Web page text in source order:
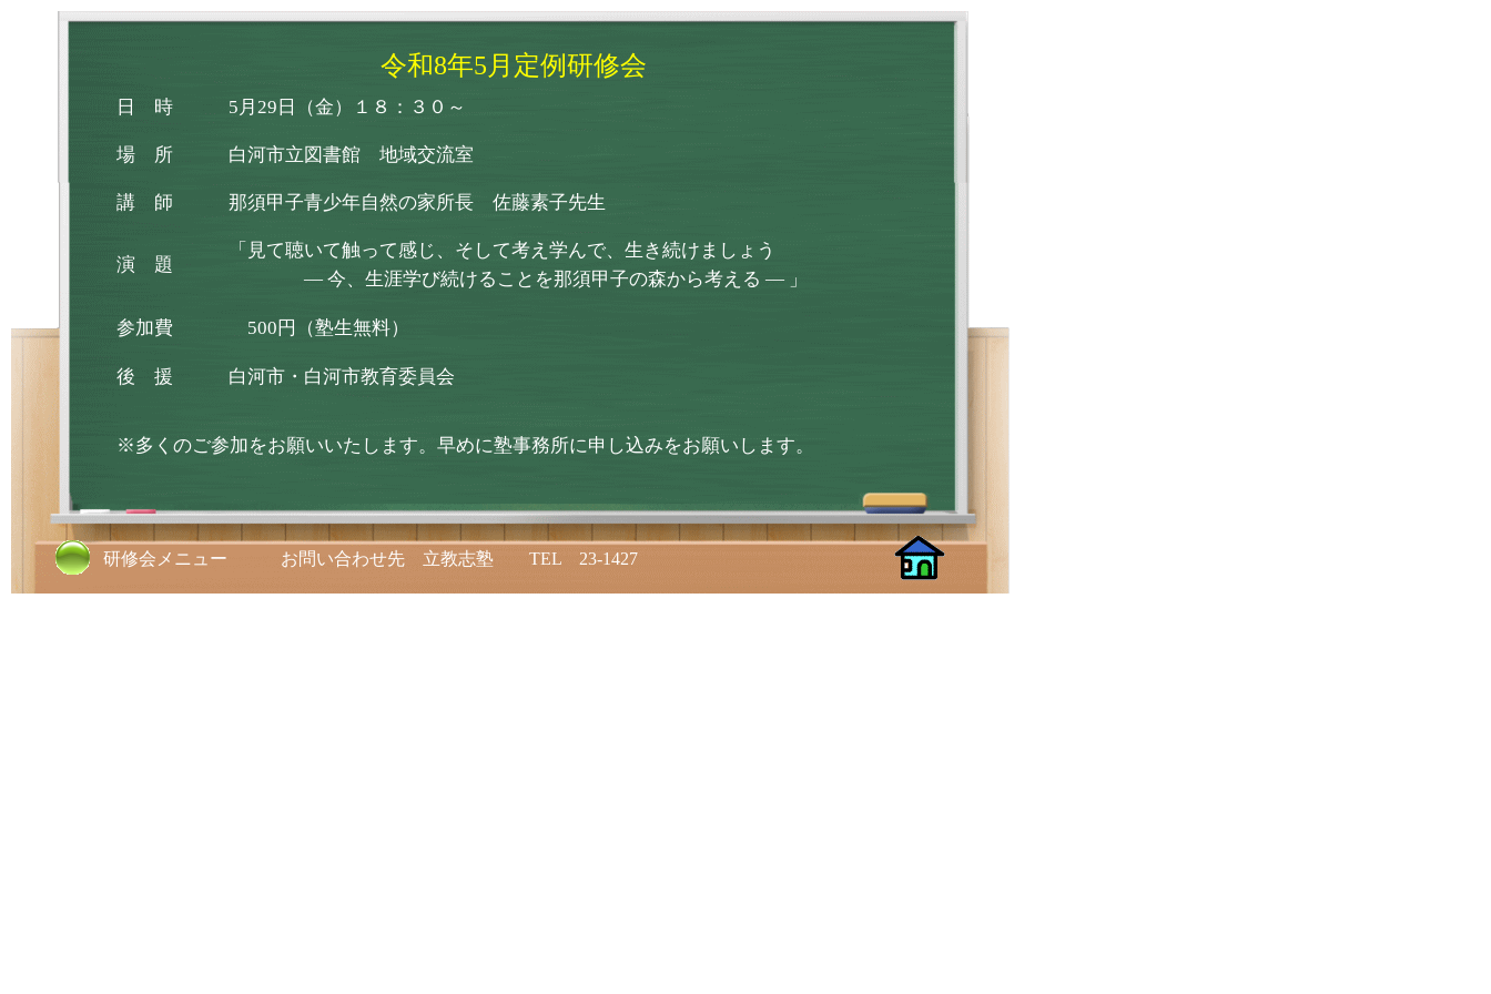
令和8年5月定例研修会
日 時 5月29日（金）１８：３０～
場 所 白河市立図書館 地域交流室
講 師 那須甲子青少年自然の家所長 佐藤素子先生
演 題
「見て聴いて触って感じ、そして考え学んで、生き続けましょう
― 今、生涯学び続けることを那須甲子の森から考える ― 」
参加費 500円（塾生無料）
後 援 白河市・白河市教育委員会
※多くのご参加をお願いいたします。早めに塾事務所に申し込みをお願いします。
研修会メニュー お問い合わせ先 立教志塾 TEL 23-1427